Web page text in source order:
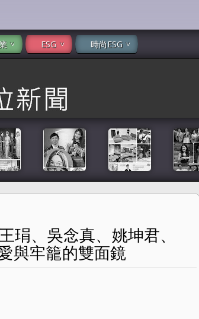
ESG 時尚ESG
安寧等共演 家庭成為愛與牢籠的雙面鏡
琄、吳念真、姚坤君、
與牢籠的雙面鏡